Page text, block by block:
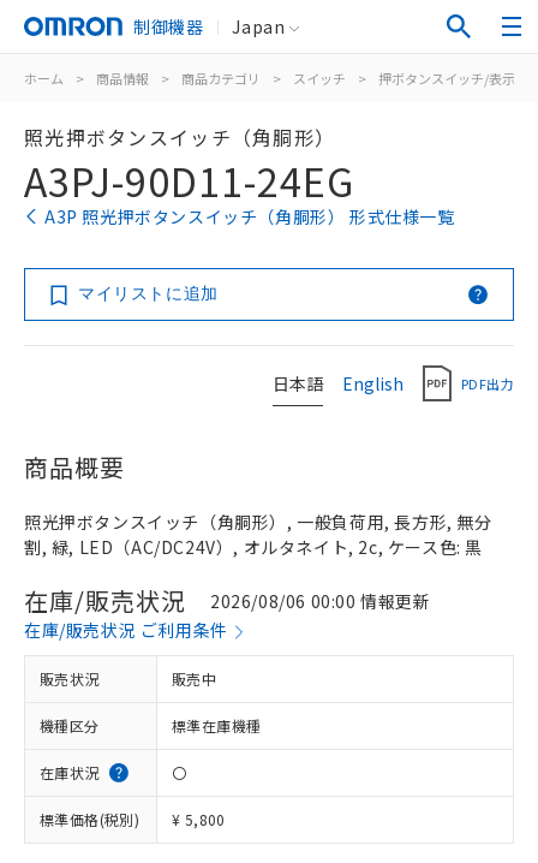
制御機器 Japan
ホーム > 商品情報 > 商品カテゴリ > スイッチ > 押ボタンスイッチ/表示灯
照光押ボタンスイッチ（角胴形）
A3PJ-90D11-24EG
A3P 照光押ボタンスイッチ（角胴形） 形式仕様一覧
マイリストに追加
日本語 English PDF出力
商品概要
照光押ボタンスイッチ（角胴形）, 一般負荷用, 長方形, 無分
割, 緑, LED（AC/DC24V）, オルタネイト, 2c, ケース色: 黒
在庫/販売状況
2026/08/06 00:00 情報更新
在庫/販売状況 ご利用条件
販売状況 販売中
機種区分 標準在庫機種
在庫状況 〇
標準価格(税別) ¥ 5,800